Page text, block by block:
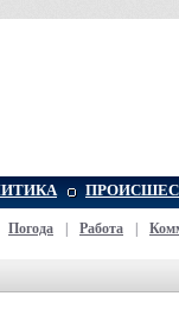
Погода Работа